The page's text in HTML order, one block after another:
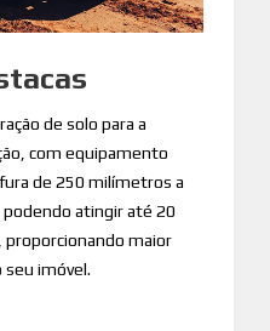
de solo para a
com equipamento
de 250 milímetros a
atingir até 20
maior
seu imóvel.